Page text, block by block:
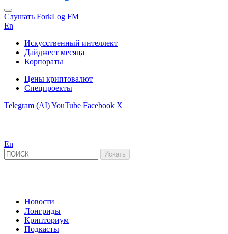
Слушать ForkLog FM
En
Искусственный интеллект
Дайджест месяца
Корпораты
Цены криптовалют
Спецпроекты
Telegram (AI)YouTube Facebook X
En
Новости
Лонгриды
Крипториум
Подкасты